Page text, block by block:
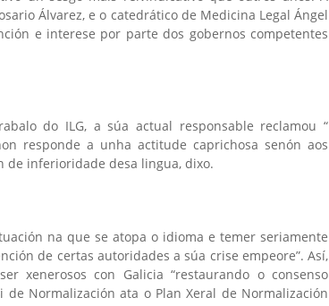
Álvarez, e o catedrático de Medicina Legal Ángel
e interese por parte dos gobernos competentes
do ILG, a súa actual responsable reclamou “
responde a unha actitude caprichosa senón aos
inferioridade desa lingua, dixo.
na que se atopa o idioma e temer seriamente
de certas autoridades a súa crise empeore”. Así,
xenerosos con Galicia “restaurando o consenso
Normalización ata o Plan Xeral de Normalización